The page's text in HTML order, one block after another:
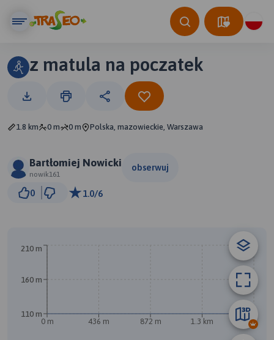
z matula na poczatek
1.8 km 0 m 0 m Polska, mazowieckie, Warszawa
Bartłomiej Nowicki
nowik161
obserwuj
0 1.0/6
0 m 436 m 872 m 1.3 km 1.7 km
110 m
160 m
210 m